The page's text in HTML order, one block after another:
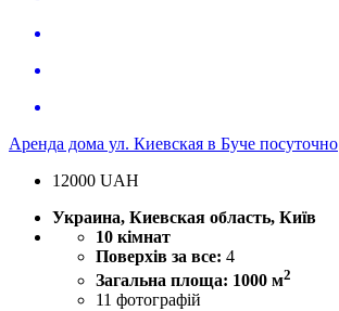
Аренда дома ул. Киевская в Буче посуточно
12000 UAH
Украина, Киевская область, Київ
10 кімнат
Поверхів за все: 4
Загальна площа: 1000 м2
11 фотографій